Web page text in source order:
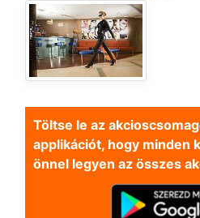
Töltse le az
applikációt, hogy minden
önnel legyen az összes